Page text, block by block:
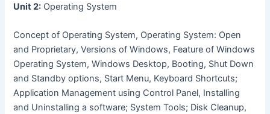
Unit 2: Operating System
Concept of Operating System, Operating System: Open
and Proprietary, Versions of Windows, Feature of Windows
Operating System, Windows Desktop, Booting, Shut Down
and Standby options, Start Menu, Keyboard Shortcuts;
Application Management using Control Panel, Installing
and Uninstalling a software; System Tools; Disk Cleanup,